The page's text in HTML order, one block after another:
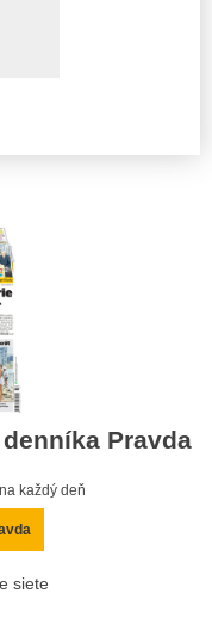
Pravda
každý deň
siete